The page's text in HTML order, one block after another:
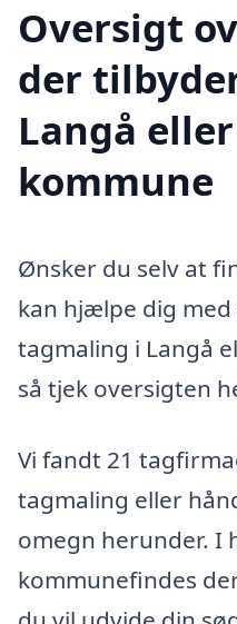
Oversigt
der
Langå
kommune
Ønsker du selv at
kan hjælpe dig
tagmaling i Langå
så tjek oversigten
Vi fandt 21
tagmaling eller
omegn herunder. I
kommunefindes